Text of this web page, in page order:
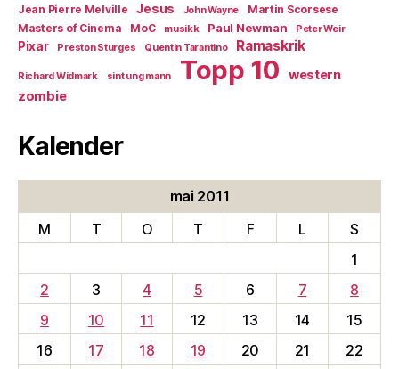
Jean Pierre Melville
Jesus John Wayne
Martin Scorsese
Masters of Cinema
MoC musikk Paul Newman Peter Weir
Pixar Preston Sturges Quentin Tarantino Ramaskrik
Richard Widmark sint ung mann Topp 10
western
zombie
Kalender
mai 2011
M
T O T F L
S
1
2
3 4 5 6 7
8
9
10 11 12 13 14
15
16
17 18 19 20 21 22